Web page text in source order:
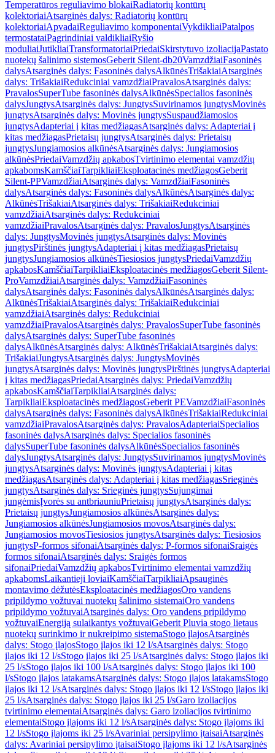
Temperatūros reguliavimo blokaiRadiatorių kontūrų
kolektoriaiAtsarginės dalys: Radiatorių kontūrų
kolektoriaiApvadaiReguliavimo komponentaiVykdikliaiPatalpos
termostataiPagrindiniai valdikliaiRyšio
moduliaiJutikliaiTransformatoriaiPriedaiSkirstytuvo izoliacijaPastato
nuotekų šalinimo sistemosGeberit Silent-db20VamzdžiaiFasoninės
dalysAtsarginės dalys: Fasoninės dalysAlkūnėsTrišakiaiAtsarginės
dalys: TrišakiaiRedukciniai vamzdžiaiPravalosAtsarginės dalys:
PravalosSuperTube fasoninės dalysAlkūnėsSpecialios fasoninės
dalysJungtysAtsarginės dalys: JungtysSuvirinamos jungtysMovinės
jungtysAtsarginės dalys: Movinės jungtysSuspaudžiamosios
jungtysAdapteriai į kitas medžiagasAtsarginės dalys: Adapteriai į
kitas medžiagasPrietaisų jungtysAtsarginės dalys: Prietaisų
jungtysJungiamosios alkūnėsAtsarginės dalys: Jungiamosios
alkūnėsPriedaiVamzdžių apkabosTvirtinimo elementai vamzdžių
apkabomsKamščiaiTarpikliaiEksploatacinės medžiagosGeberit
Silent-PPVamzdžiaiAtsarginės dalys: VamzdžiaiFasoninės
dalysAtsarginės dalys: Fasoninės dalysAlkūnėsAtsarginės dalys:
AlkūnėsTrišakiaiAtsarginės dalys: TrišakiaiRedukciniai
vamzdžiaiAtsarginės dalys: Redukciniai
vamzdžiaiPravalosAtsarginės dalys: PravalosJungtysAtsarginės
dalys: JungtysMovinės jungtysAtsarginės dalys: Movinės
jungtysPirštinės jungtysAdapteriai į kitas medžiagasPrietaisų
jungtysJungiamosios alkūnėsTiesiosios jungtysPriedaiVamzdžių
apkabosKamščiaiTarpikliaiEksploatacinės medžiagosGeberit Silent-
ProVamzdžiaiAtsarginės dalys: VamzdžiaiFasoninės
dalysAtsarginės dalys: Fasoninės dalysAlkūnėsAtsarginės dalys:
AlkūnėsTrišakiaiAtsarginės dalys: TrišakiaiRedukciniai
vamzdžiaiAtsarginės dalys: Redukciniai
vamzdžiaiPravalosAtsarginės dalys: PravalosSuperTube fasoninės
dalysAtsarginės dalys: SuperTube fasoninės
dalysAlkūnėsAtsarginės dalys: AlkūnėsTrišakiaiAtsarginės dalys:
TrišakiaiJungtysAtsarginės dalys: JungtysMovinės
jungtysAtsarginės dalys: Movinės jungtysPirštinės jungtysAdapteriai
į kitas medžiagasPriedaiAtsarginės dalys: PriedaiVamzdžių
apkabosKamščiaiTarpikliaiAtsarginės dalys:
TarpikliaiEksploatacinės medžiagosGeberit PEVamzdžiaiFasoninės
dalysAtsarginės dalys: Fasoninės dalysAlkūnėsTrišakiaiRedukciniai
vamzdžiaiPravalosAtsarginės dalys: PravalosAdapteriaiSpecialios
fasoninės dalysAtsarginės dalys: Specialios fasoninės
dalysSuperTube fasoninės dalysAlkūnėsSpecialios fasoninės
dalysJungtysAtsarginės dalys: JungtysSuvirinamos jungtysMovinės
jungtysAtsarginės dalys: Movinės jungtysAdapteriai į kitas
medžiagasAtsarginės dalys: Adapteriai į kitas medžiagasSrieginės
jungtysAtsarginės dalys: Srieginės jungtysSujungimai
jungėmisĮvorės su antbriauniuPrietaisų jungtysAtsarginės dalys:
Prietaisų jungtysJungiamosios alkūnėsAtsarginės dalys:
Jungiamosios alkūnėsJungiamosios movosAtsarginės dalys:
Jungiamosios movosTiesiosios jungtysAtsarginės dalys: Tiesiosios
jungtysP-formos sifonaiAtsarginės dalys: P-formos sifonaiSraigės
formos sifonaiAtsarginės dalys: Sraigės formos
sifonaiPriedaiVamzdžių apkabosTvirtinimo elementai vamzdžių
apkabomsLaikantieji loviaiKamščiaiTarpikliaiApsauginės
montavimo dėžutėsEksploatacinės medžiagosOro vandens
pripildymo vožtuvai nuotekų šalinimo sistemaiOro vandens
pripildymo vožtuvaiAtsarginės dalys: Oro vandens pripildymo
vožtuvaiEnergiją sulaikantys vožtuvaiGeberit Pluvia stogo lietaus
nuotekų surinkimo ir nukreipimo sistemaStogo įlajosAtsarginės
dalys: Stogo įlajosStogo įlajos iki 12 l/sAtsarginės dalys: Stogo
įlajos iki 12 l/sStogo įlajos iki 25 l/sAtsarginės dalys: Stogo įlajos iki
25 l/sStogo įlajos iki 100 l/sAtsarginės dalys: Stogo įlajos iki 100
l/sStogo įlajos latakamsAtsarginės dalys: Stogo įlajos latakamsStogo
įlajos iki 12 l/sAtsarginės dalys: Stogo įlajos iki 12 l/sStogo įlajos iki
25 l/sAtsarginės dalys: Stogo įlajos iki 25 l/sGaro izoliacijos
tvirtinimo elementaiAtsarginės dalys: Garo izoliacijos tvirtinimo
elementaiStogo įlajoms iki 12 l/sAtsarginės dalys: Stogo įlajoms iki
12 l/sStogo įlajoms iki 25 l/sAvariniai persipylimo įtaisaiAtsarginės
dalys: Avariniai persipylimo įtaisaiStogo įlajoms iki 12 l/sAtsarginės